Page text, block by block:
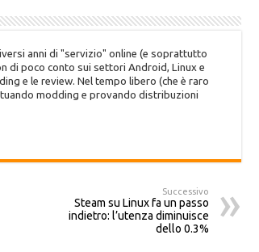
anni di "servizio" online (e soprattutto
di poco conto sui settori Android, Linux e
e le review. Nel tempo libero (che è raro
modding e provando distribuzioni
Successivo
Steam su Linux fa un passo
indietro: l’utenza diminuisce
dello 0.3%